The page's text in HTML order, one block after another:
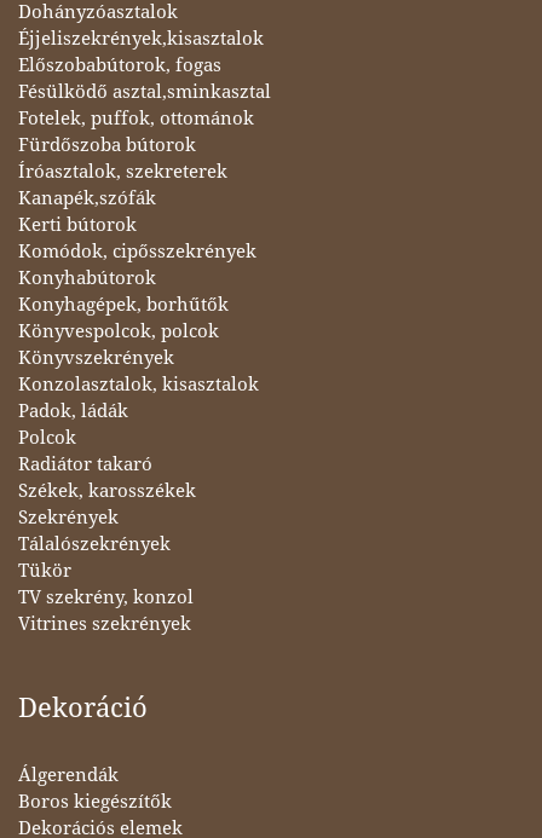
Dohányzóasztalok
Éjjeliszekrények,kisasztalok
Előszobabútorok, fogas
Fésülködő asztal,sminkasztal
Fotelek, puffok, ottománok
Fürdőszoba bútorok
Íróasztalok, szekreterek
Kanapék,szófák
Kerti bútorok
Komódok, cipősszekrények
Konyhabútorok
Konyhagépek, borhűtők
Könyvespolcok, polcok
Könyvszekrények
Konzolasztalok, kisasztalok
Padok, ládák
Polcok
Radiátor takaró
Székek, karosszékek
Szekrények
Tálalószekrények
Tükör
TV szekrény, konzol
Vitrines szekrények
Dekoráció
Álgerendák
Boros kiegészítők
Dekorációs elemek